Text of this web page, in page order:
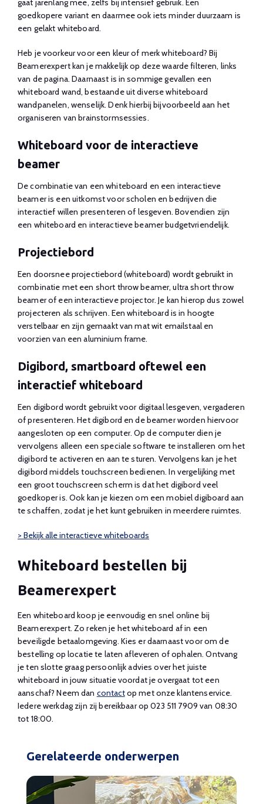
gaat jarenlang mee, zelfs bij intensief gebruik. Een
goedkopere variant en daarmee ook iets minder duurzaam is
een gelakt whiteboard.
Heb je voorkeur voor een kleur of merk whiteboard? Bij
Beamerexpert kan je makkelijk op deze waarde filteren, links
van de pagina. Daarnaast is in sommige gevallen een
whiteboard wand, bestaande uit diverse whiteboard
wandpanelen, wenselijk. Denk hierbij bijvoorbeeld aan het
organiseren van brainstormsessies.
Whiteboard voor de interactieve
beamer
De combinatie van een whiteboard en een interactieve
beamer is een uitkomst voor scholen en bedrijven die
interactief willen presenteren of lesgeven. Bovendien zijn
een whiteboard en interactieve beamer budgetvriendelijk.
Projectiebord
Een doorsnee projectiebord (whiteboard) wordt gebruikt in
combinatie met een short throw beamer, ultra short throw
beamer of een interactieve projector. Je kan hierop dus zowel
projecteren als schrijven. Een whiteboard is in hoogte
verstelbaar en zijn gemaakt van mat wit emailstaal en
voorzien van een aluminium frame.
Digibord, smartboard oftewel een
interactief whiteboard
Een digibord wordt gebruikt voor digitaal lesgeven, vergaderen
of presenteren. Het digibord en de beamer worden hiervoor
aangesloten op een computer. Op de computer dien je
vervolgens alleen een speciale software te installeren om het
digibord te activeren en aan te sturen. Vervolgens kan je het
digibord middels touchscreen bedienen. In vergelijking met
een groot touchscreen scherm is dat het digibord veel
goedkoper is. Ook kan je kiezen om een mobiel digiboard aan
te schaffen, zodat je het kunt gebruiken in meerdere ruimtes.
> Bekijk alle interactieve whiteboards
Whiteboard bestellen bij
Beamerexpert
Een whiteboard koop je eenvoudig en snel online bij
Beamerexpert. Zo reken je het whiteboard af in een
beveiligde betaalomgeving. Kies er daarnaast voor om de
bestelling op locatie te laten afleveren of ophalen. Ontvang
je ten slotte graag persoonlijk advies over het juiste
whiteboard in jouw situatie voordat je overgaat tot een
aanschaf? Neem dan contactop met onze klantenservice.
Iedere werkdag zijn zij bereikbaar op 023 511 7909 van 08:30
tot 18:00.
Gerelateerde onderwerpen